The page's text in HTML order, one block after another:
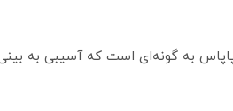
به گونه‌ای است که آسیبی به بینی